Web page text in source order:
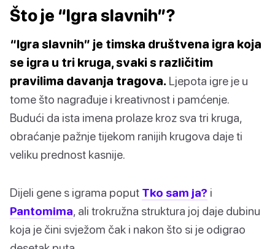
Što je “Igra slavnih”?
“Igra slavnih” je timska društvena igra koja
se igra u tri kruga, svaki s različitim
pravilima davanja tragova. Ljepota igre je u
tome što nagrađuje i kreativnost i pamćenje.
Budući da ista imena prolaze kroz sva tri kruga,
obraćanje pažnje tijekom ranijih krugova daje ti
veliku prednost kasnije.
Dijeli gene s igrama poput Tko sam ja? i
Pantomima, ali trokružna struktura joj daje dubinu
koja je čini svježom čak i nakon što si je odigrao